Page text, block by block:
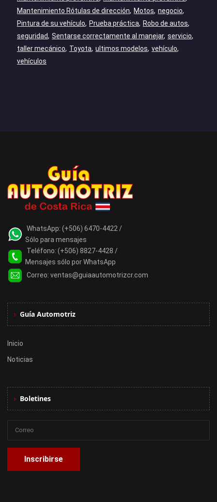
Mantenimiento Rótulas de dirección
Motos negocio
Pintura de su vehículo
Prueba práctica
Robo de autos
seguridad
Sentarse correctamente al manejar servicio
taller mecánico
Toyota ultimos modelos vehículo
vehículos
WhatsApp: (+506) 6470-4422 /
Sólo para mensajes
Teléfono: (+506) 8827-4428 /
Mensajes sólo por WhatsApp
Correo: ventas@guiaautomotrizcr.com
Guía Automotriz
Inicio
Noticias
Boletines